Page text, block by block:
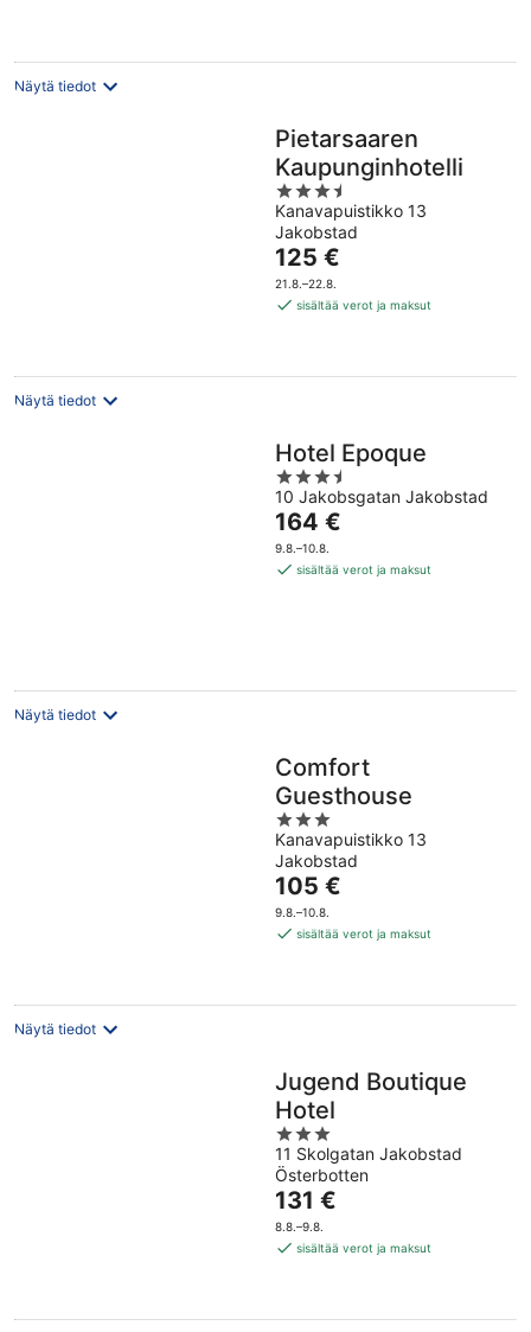
Näytä tiedot
Pietarsaaren
Kaupunginhotelli
3.5
out
of
5
Kanavapuistikko 13
Jakobstad
Hinta
on
125 €
125 €
21.8.–22.8.
sisältää verot ja maksut
Näytä tiedot
Hotel Epoque
3.5
out
of
5
10 Jakobsgatan Jakobstad
Hinta
on
164 €
164 €
9.8.–10.8.
sisältää verot ja maksut
Näytä tiedot
Comfort
Guesthouse
3
out
of
5
Kanavapuistikko 13
Jakobstad
Hinta
on
105 €
105 €
9.8.–10.8.
sisältää verot ja maksut
Näytä tiedot
Jugend Boutique
Hotel
3
out
of
5
11 Skolgatan Jakobstad
Österbotten
Hinta
on
131 €
131 €
8.8.–9.8.
sisältää verot ja maksut